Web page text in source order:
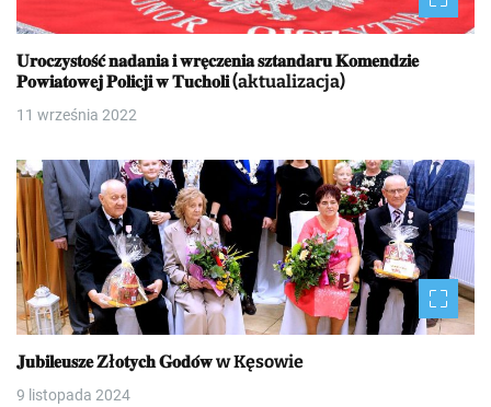
𝐔𝐫𝐨𝐜𝐳𝐲𝐬𝐭𝐨𝐬́𝐜́ 𝐧𝐚𝐝𝐚𝐧𝐢𝐚 𝐢 𝐰𝐫𝐞̨𝐜𝐳𝐞𝐧𝐢𝐚 𝐬𝐳𝐭𝐚𝐧𝐝𝐚𝐫𝐮 𝐊𝐨𝐦𝐞𝐧𝐝𝐳𝐢𝐞
𝐏𝐨𝐰𝐢𝐚𝐭𝐨𝐰𝐞𝐣 𝐏𝐨𝐥𝐢𝐜𝐣𝐢 𝐰 𝐓𝐮𝐜𝐡𝐨𝐥𝐢 (aktualizacja)
11 września 2022
𝐉𝐮𝐛𝐢𝐥𝐞𝐮𝐬𝐳𝐞 𝐙ł𝐨𝐭𝐲𝐜𝐡 𝐆𝐨𝐝𝐨́𝐰 w Kęsowie
9 listopada 2024